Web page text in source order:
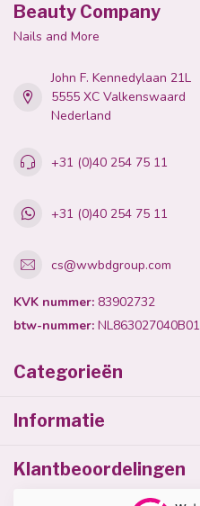
Beauty Company
Nails and More
John F. Kennedylaan 21L
5555 XC Valkenswaard
Nederland
+31 (0)40 254 75 11
+31 (0)40 254 75 11
cs@wwbdgroup.com
KVK nummer: 83902732
btw-nummer: NL863027040B01
Categorieën
Informatie
Klantbeoordelingen